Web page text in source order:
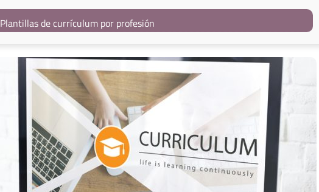
Plantillas de currículum por profesión